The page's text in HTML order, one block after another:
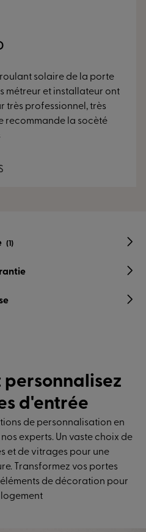
aux intempéries
à l’air
à l’eau
solaire de la porte
métreur et installateur ont
très professionnel, très
recommande la socèté
(1)
personnalisez
d'entrée
de personnalisation en
experts. Un vaste choix de
et de vitrages pour une
Transformez vos portes
de décoration pour